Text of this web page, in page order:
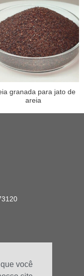
você
granada para jato de
areia